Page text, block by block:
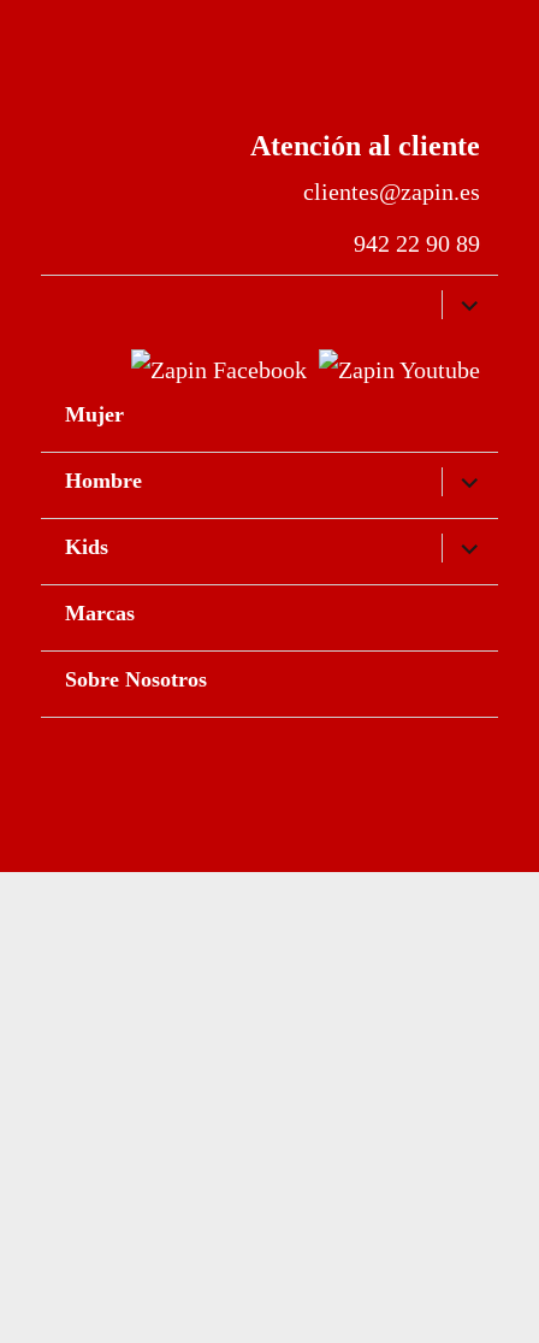
Atención al cliente
clientes@zapin.es
942 22 90 89
Mujer
expande
el
Hombre
expande
el
menú
inferior
Kids
expande
el
menú
Marcas
Sobre Nosotros